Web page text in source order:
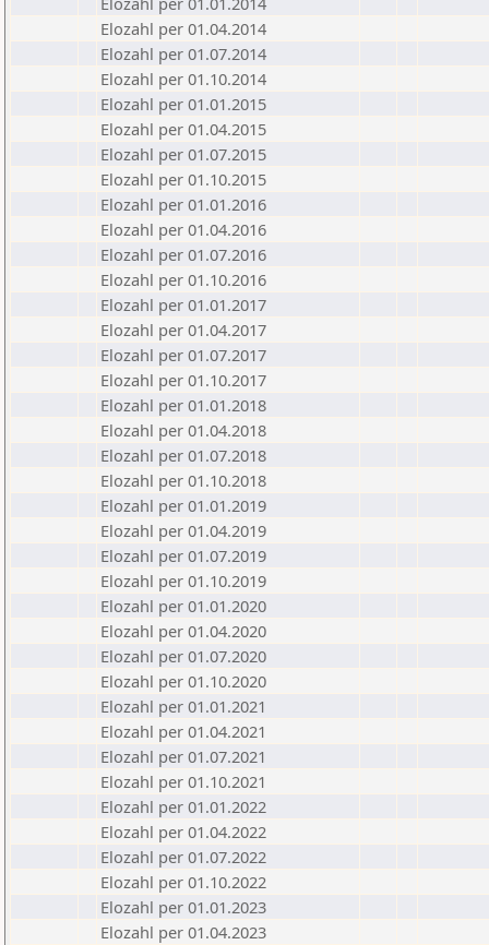
Elozahl per 01.04.2014
Elozahl per 01.07.2014
Elozahl per 01.10.2014
Elozahl per 01.01.2015
Elozahl per 01.04.2015
Elozahl per 01.07.2015
Elozahl per 01.10.2015
Elozahl per 01.01.2016
Elozahl per 01.04.2016
Elozahl per 01.07.2016
Elozahl per 01.10.2016
Elozahl per 01.01.2017
Elozahl per 01.04.2017
Elozahl per 01.07.2017
Elozahl per 01.10.2017
Elozahl per 01.01.2018
Elozahl per 01.04.2018
Elozahl per 01.07.2018
Elozahl per 01.10.2018
Elozahl per 01.01.2019
Elozahl per 01.04.2019
Elozahl per 01.07.2019
Elozahl per 01.10.2019
Elozahl per 01.01.2020
Elozahl per 01.04.2020
Elozahl per 01.07.2020
Elozahl per 01.10.2020
Elozahl per 01.01.2021
Elozahl per 01.04.2021
Elozahl per 01.07.2021
Elozahl per 01.10.2021
Elozahl per 01.01.2022
Elozahl per 01.04.2022
Elozahl per 01.07.2022
Elozahl per 01.10.2022
Elozahl per 01.01.2023
Elozahl per 01.04.2023